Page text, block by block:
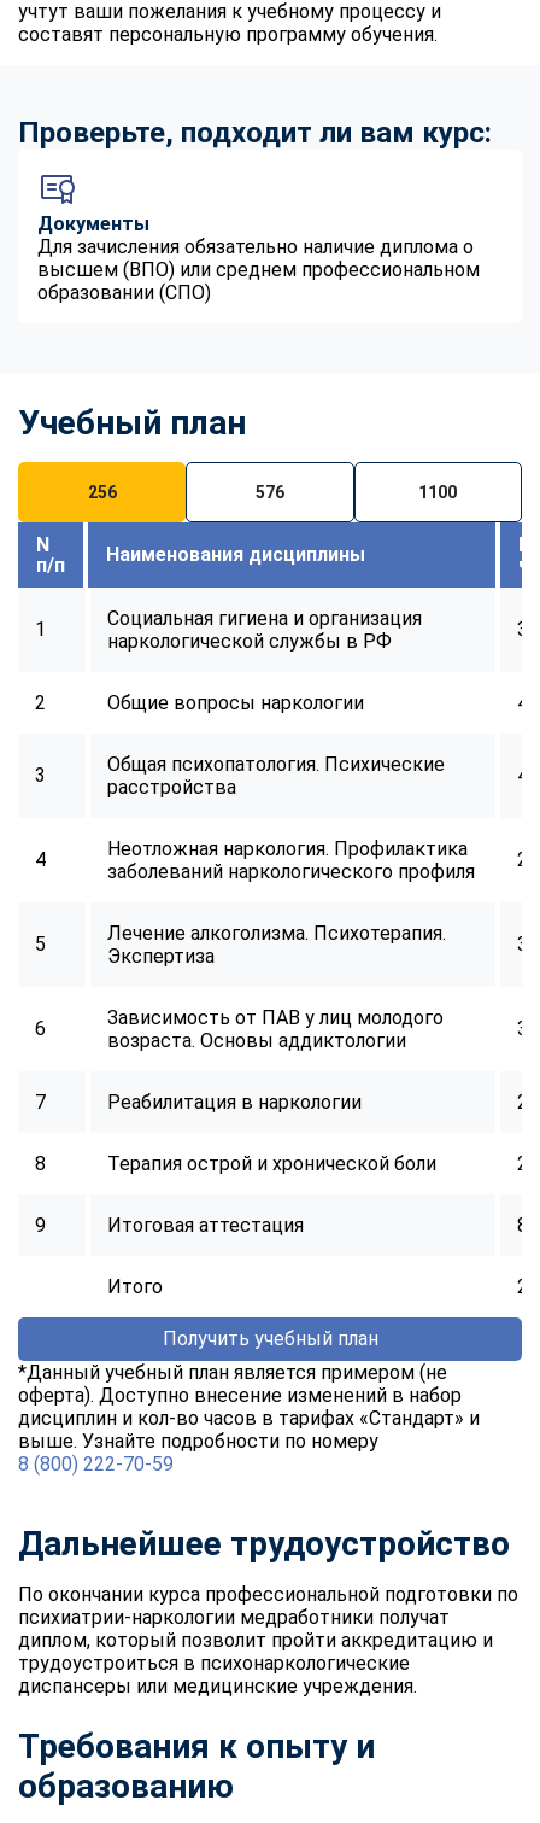
учтут ваши пожелания к учебному процессу и
составят персональную программу обучения.
Проверьте, подходит ли вам курс:
Документы
Для зачисления обязательно наличие диплома о
высшем (ВПО) или среднем профессиональном
образовании (СПО)
Учебный план
256 576 1100
N
п/п
Наименования дисциплины
1
Социальная гигиена и организация
наркологической службы в РФ
32
2 Общие вопросы наркологии 40
3
Общая психопатология. Психические
расстройства
40
4
Неотложная наркология. Профилактика
заболеваний наркологического профиля
24
5
Лечение алкоголизма. Психотерапия.
Экспертиза
32
6
Зависимость от ПАВ у лиц молодого
возраста. Основы аддиктологии
32
7 Реабилитация в наркологии 24
8 Терапия острой и хронической боли 24
9 Итоговая аттестация 8
Итого
Получить учебный план
*Данный учебный план является примером (не
оферта). Доступно внесение изменений в набор
дисциплин и кол-во часов в тарифах «Стандарт» и
выше. Узнайте подробности по номеру
8 (800) 222-70-59
Дальнейшее трудоустройство
По окончании курса профессиональной подготовки по
психиатрии-наркологии медработники получат
диплом, который позволит пройти аккредитацию и
трудоустроиться в психонаркологические
диспансеры или медицинские учреждения.
Требования к опыту и
образованию